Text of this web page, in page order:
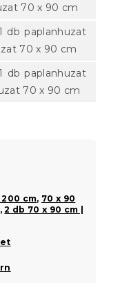
70 x 90 cm
db paplanhuzat
70 x 90 cm
db paplanhuzat
70 x 90 cm
200 cm, 70 x 90
,2 db 70 x 90 cm |